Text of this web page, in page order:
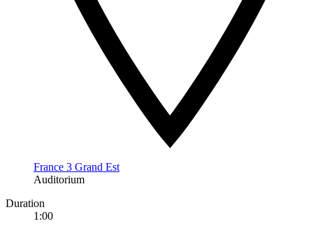
France 3 Grand Est
Auditorium
Duration
1:00